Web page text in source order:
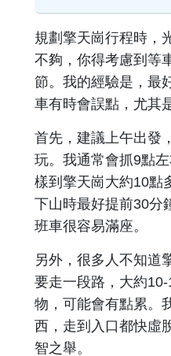
規劃擎天崗行程時，
不夠，你得考慮到等
節。我的經驗是，最
車有時會誤點，尤其
首先，建議上午出發
玩。我通常會抓9點
樣到擎天崗大約10點
下山時最好提前30分
班車很容易滿座。
另外，很多人不知道
要走一段路，大約
物，可能會有點累。
西，走到入口都快虛
智之舉。